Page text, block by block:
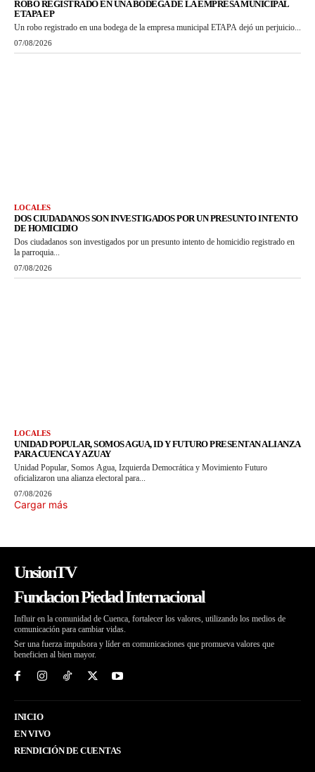
ROBO REGISTRADO EN UNA BODEGA DE LA EMPRESA MUNICIPAL
ETAPA EP
Un robo registrado en una bodega de la empresa municipal ETAPA dejó un perjuicio...
07/08/2026
LOCALES
DOS CIUDADANOS SON INVESTIGADOS POR UN PRESUNTO INTENTO
DE HOMICIDIO
Dos ciudadanos son investigados por un presunto intento de homicidio registrado en
la parroquia...
07/08/2026
LOCALES
UNIDAD POPULAR, SOMOS AGUA, ID Y FUTURO PRESENTAN ALIANZA
PARA CUENCA Y AZUAY
Unidad Popular, Somos Agua, Izquierda Democrática y Movimiento Futuro
oficializaron una alianza electoral para...
07/08/2026
Cargar más
UnsionTV
Fundacion Piedad Internacional
Influir en la comunidad de Cuenca, fortalecer los valores, utilizando los medios de
comunicación para cambiar vidas.
Ser una fuerza impulsora y líder en comunicaciones que promueva valores que
beneficien al bien mayor.
INICIO
EN VIVO
RENDICIÓN DE CUENTAS